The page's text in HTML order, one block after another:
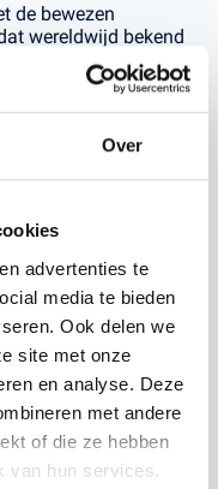
Over
advertenties te
media te bieden
Ook delen we
site met onze
en analyse. Deze
met andere
of die ze hebben
van hun services.
de bewezen
wereldwijd bekend
perfect voor
en
en geld.
Voeten in
advies, snelle
nazorg.
de kracht en
Onze experts
van de beste